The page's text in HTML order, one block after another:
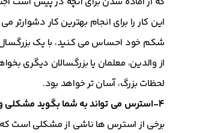
این کار را برای انجام بهترین کار
شکم خود احساس می کنید، با یک
از والدین، معلمان یا بزرگسالان دیگری
لحظات بزرگ، آسان تر خواهد بود.
4-استرس می تواند به شما بگوید مشکلی وجود دارد که نیاز به توجه شما دارد.
برخی از استرس ها ناشی از مشکلی است که